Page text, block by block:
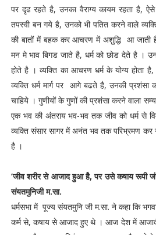
पर दृढ रहते है, उनका वैराग्य कायम रहता है,
तपस्वी बन गये है, उनको भी पतित करने वाले
की बातों में बहक कर आचरण में अशुद्धि आ जाती
मन मे भाव बिगड जाते है, धर्म को छोड देते है ।
होते है । व्यक्ति का आचरण धर्म के योग्य होता
व्यक्ति धर्म मार्ग पर आगे बढते है, उनकी प्रशंसा
चाहिये । गुणीयों के गुणों की प्रशंसा करने वाला
एक भव की अंतराय भव-भव तक जीव को धर्म से
व्यक्ति संसार सागर में अनंत भव तक परिभ्रमण कर
है ।
’जीव शरीर से आजाद हुआ हैे, पर उसे कषाय रूपी
संयतमुनिजी म.सा.
धर्मसभा में पूज्य संयतमुनि जी म.सा. ने कहा कि
कर्म से, कषाय से आजाद हुए थे । आज देश में आजादी